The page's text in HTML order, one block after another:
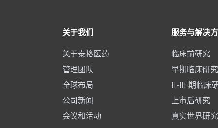
关于我们
关于泰格医药
管理团队
全球布局
公司新闻
会议和活动
服务与解决
临床前研究
早期临床研究
II-III 期临床
上市后研究
真实世界研究